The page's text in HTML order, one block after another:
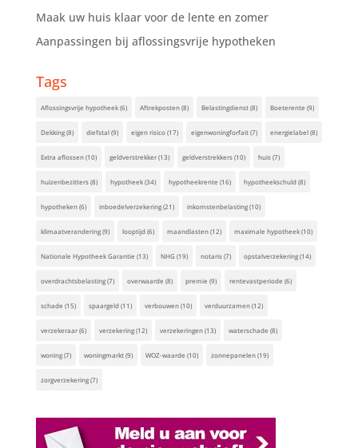
Maak uw huis klaar voor de lente en zomer
Aanpassingen bij aflossingsvrije hypotheken
Tags
Aflossingsvrije hypotheek(6) Aftrekposten(8) Belastingdienst(8) Boeterente (9)
Dekking(8) diefstal(9) eigen risico(17) eigenwoningforfait(7) energielabel(8)
Extra aflossen(10) geldverstrekker(13) geldverstrekkers(10) huis(7)
huizenbezitters(8) hypotheek(34) hypotheekrente (16) hypotheekschuld(8)
hypotheken(6) inboedelverzekering(21) inkomstenbelasting(10)
klimaatverandering(9) looptijd(6) maandlasten(12) maximale hypotheek(10)
Nationale Hypotheek Garantie (13) NHG(19) notaris(7) opstalverzekering(14)
overdrachtsbelasting(7) overwaarde (8) premie (9) rentevastperiode (6)
schade (15) spaargeld(11) verbouwen(10) verduurzamen(12)
verzekeraar(6) verzekering(12) verzekeringen(13) waterschade (8)
woning(7) woningmarkt(9) WOZ-waarde (10) zonnepanelen(19)
zorgverzekering(7)